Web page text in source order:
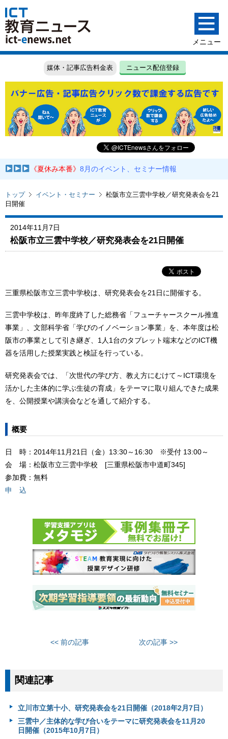
媒体・記事広告料金表 ニュース配信登録
《夏休み本番》8月のイベント、セミナー情報
トップ イベント・セミナー
松阪市立三雲中学校／研究発表会を21
日開催
2014年11月7日
松阪市立三雲中学校／研究発表会を21日開催
三重県松阪市立三雲中学校は、研究発表会を21日に開催する。
三雲中学校は、昨年度終了した総務省「フューチャースクール推進
事業」、文部科学省「学びのイノベーション事業」を、本年度は松
阪市の事業として引き継ぎ、1人1台のタブレット端末などのICT機
器を活用した授業実践と検証を行っている。
研究発表会では、「次世代の学び方、教え方にむけて～ICT環境を
活かした主体的に学ぶ生徒の育成」をテーマに取り組んできた成果
を、公開授業や講演会などを通して紹介する。
概要
日 時：2014年11月21日（金）13:30～16:30 ※受付 13:00～
会 場：松阪市立三雲中学校 [三重県松阪市中道町345]
参加費：無料
申 込
<< 前の記事 次の記事 >>
関連記事
立川市立第十小、研究発表会を21日開催（2018年2月7日）
三雲中／主体的な学び合いをテーマに研究発表会を11月20
日開催（2015年10月7日）